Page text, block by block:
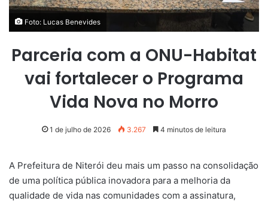
Foto: Lucas Benevides
Parceria com a ONU-Habitat
vai fortalecer o Programa
Vida Nova no Morro
1 de julho de 2026 3.267 4 minutos de leitura
A Prefeitura de Niterói deu mais um passo na consolidação
de uma política pública inovadora para a melhoria da
qualidade de vida nas comunidades com a assinatura,